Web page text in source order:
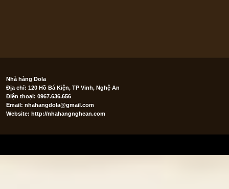
Nhà hàng Dola
Địa chỉ: 120 Hồ Bá Kiện, TP Vinh, Nghệ An
Điện thoại: 0967.636.656
Email: nhahangdola@gmail.com
Website: http://nhahangnghean.com